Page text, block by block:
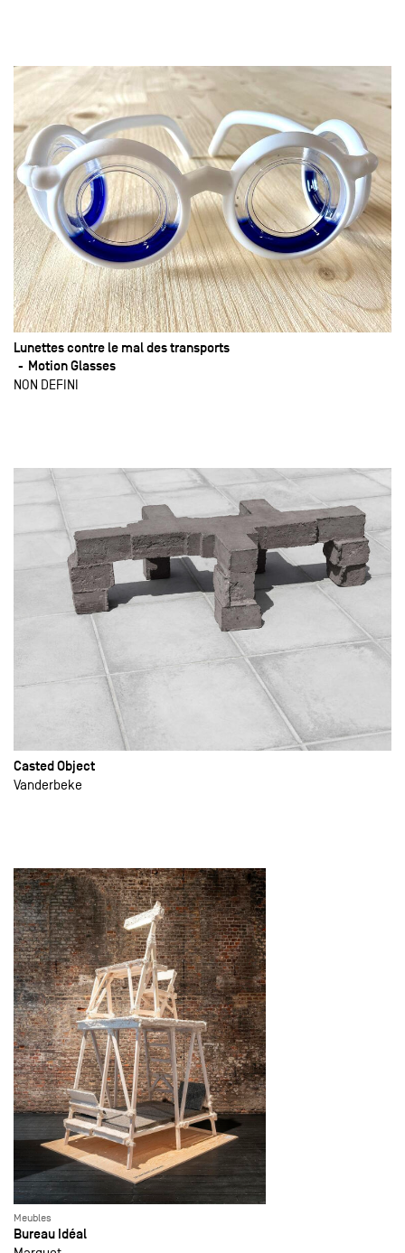
Lunettes contre le mal des transports
Motion Glasses
NON DEFINI
Casted Object
Vanderbeke
Meubles
Bureau Idéal